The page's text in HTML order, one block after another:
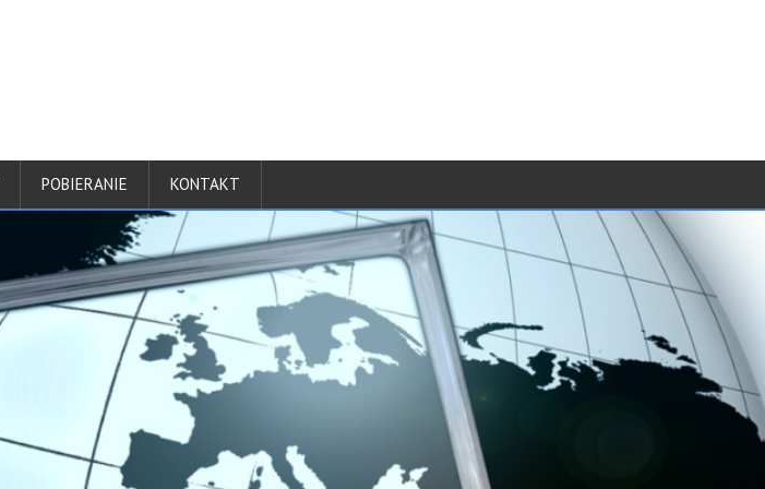
POBIERANIE KONTAKT